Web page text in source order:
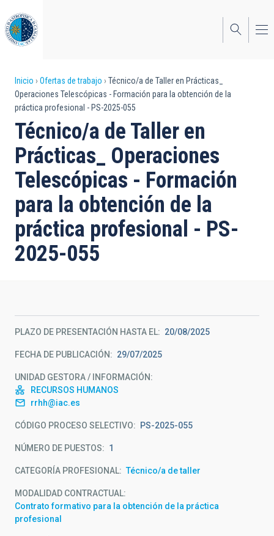
al
contenido
principal
Sobrescribir
enlaces
de
ayuda
a
la
navegación
Inicio Ofertas de trabajo
Técnico/a de Taller en Prácticas_
Operaciones Telescópicas - Formación para la obtención de la
práctica profesional - PS-2025-055
Técnico/a de Taller en
Prácticas_ Operaciones
Telescópicas - Formación
para la obtención de la
práctica profesional - PS-
2025-055
PLAZO DE PRESENTACIÓN HASTA EL 20/08/2025
FECHA DE PUBLICACIÓN 29/07/2025
UNIDAD GESTORA / INFORMACIÓN
RECURSOS HUMANOS
rrhh@iac.es
CÓDIGO PROCESO SELECTIVO PS-2025-055
NÚMERO DE PUESTOS 1
CATEGORÍA PROFESIONAL Técnico/a de taller
MODALIDAD CONTRACTUAL
Contrato formativo para la obtención de la práctica
profesional